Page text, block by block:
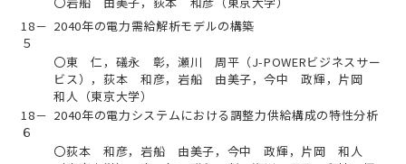
18－
５
2040年の電力需給解析モデルの構築
〇東 仁，礒永 彰，瀬川 周平（J-POWERビジネスサー
ビス），荻本 和彦，岩船 由美子，今中 政輝，片岡
和人（東京大学）
18－
６
2040年の電力システムにおける調整力供給構成の特性分析
〇荻本 和彦，岩船 由美子，今中 政輝，片岡 和人